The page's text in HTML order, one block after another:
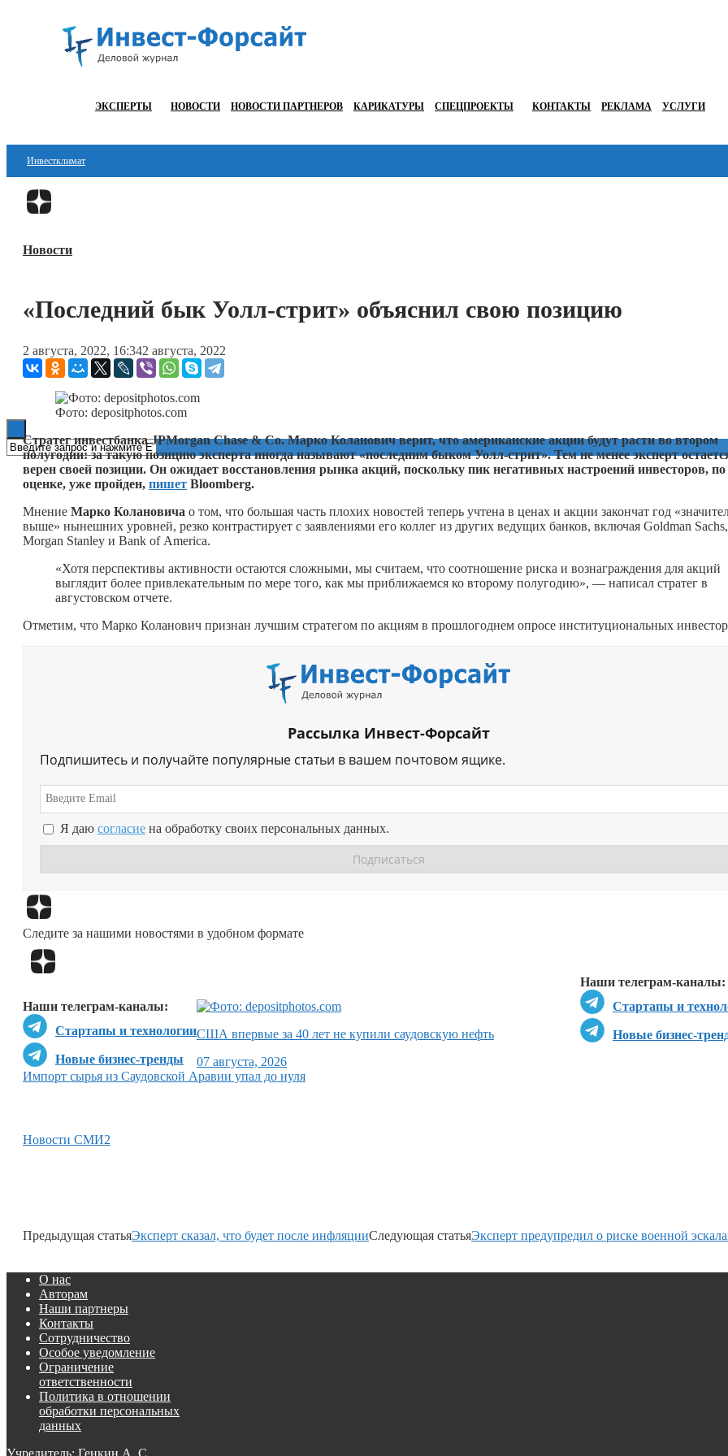
ЭКСПЕРТЫ НОВОСТИ НОВОСТИ ПАРТНЕРОВ КАРИКАТУРЫ СПЕЦПРОЕКТЫ КОНТАКТЫ РЕКЛАМА УСЛУГИ
Инвестклимат
Финансы
Блокчейн
ESG
Новости
«Последний бык Уолл-стрит» объяснил свою позицию
2 августа, 2022, 16:342 августа, 2022
Фото: depositphotos.com
Стратег инвестбанка JPMorgan Chase & Co. Марко Коланович верит, что американские акции будут расти во втором
полугодии: за такую позицию эксперта иногда называют «последним быком Уолл-стрит». Тем не менее эксперт
верен своей позиции. Он ожидает восстановления рынка акций, поскольку пик негативных настроений инвесторов, по
оценке, уже пройден, пишет Bloomberg.
Мнение Марко Колановича о том, что большая часть плохих новостей теперь учтена в ценах и акции закончат год
выше» нынешних уровней, резко контрастирует с заявлениями его коллег из других ведущих банков, включая Goldman Sachs,
Morgan Stanley и Bank of America.
«Хотя перспективы активности остаются сложными, мы считаем, что соотношение риска и вознаграждения для акций
выглядит более привлекательным по мере того, как мы приближаемся ко второму полугодию», — написал стратег в
августовском отчете.
Отметим, что Марко Коланович признан лучшим стратегом по акциям в прошлогоднем опросе институциональных
Рассылка Инвест-Форсайт
Подпишитесь и получайте популярные статьи в вашем почтовом ящике.
Я даю согласие на обработку своих персональных данных.
Следите за нашими новостями в удобном формате
Наши телеграм-каналы:
Стартапы и
Новые бизнес-
Наши телеграм-каналы:
Стартапы и технологии
Новые бизнес-тренды
США впервые за 40 лет не купили саудовскую нефть
07 августа, 2026
Импорт сырья из Саудовской Аравии упал до нуля
Новости СМИ2
Предыдущая статьяЭксперт сказал, что будет после инфляцииСледующая статьяЭксперт предупредил о риске военной
О нас
Авторам
Наши партнеры
Контакты
Сотрудничество
Особое уведомление
Ограничение
ответственности
Политика в отношении
обработки персональных
данных